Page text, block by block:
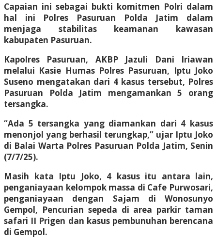
Capaian ini sebagai bukti komitmen Polri dalam
hal ini Polres Pasuruan Polda Jatim dalam
menjaga stabilitas keamanan kawasan
kabupaten Pasuruan.
Kapolres Pasuruan, AKBP Jazuli Dani Iriawan
melalui Kasie Humas Polres Pasuruan, Iptu Joko
Suseno mengatakan dari 4 kasus tersebut, Polres
Pasuruan Polda Jatim mengamankan 5 orang
tersangka.
“Ada 5 tersangka yang diamankan dari 4 kasus
menonjol yang berhasil terungkap,” ujar Iptu Joko
di Balai Warta Polres Pasuruan Polda Jatim, Senin
(7/7/25).
Masih kata Iptu Joko, 4 kasus itu antara lain,
penganiayaan kelompok massa di Cafe Purwosari,
penganiayaan dengan Sajam di Wonosunyo
Gempol, Pencurian sepeda di area parkir taman
safari II Prigen dan kasus pembunuhan berencana
di Gempol.